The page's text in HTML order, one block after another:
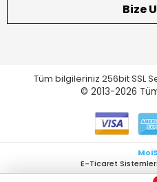
Bize
Tüm bilgileriniz 256bit SSL
© 2013-2026
E-Ticaret Sistemleri